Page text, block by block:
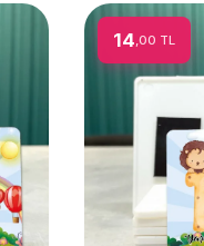
14 ,00 TL